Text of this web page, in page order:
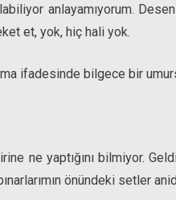
anlayamıyorum.
et, yok, hiç hali yok.
ifadesinde bilgece bir
ne yaptığını bilmiyor.
önündeki setler